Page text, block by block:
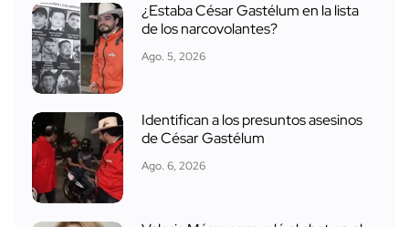
¿Estaba César Gastélum en la lista
de los narcovolantes?
Ago. 5, 2026
Identifican a los presuntos asesinos
de César Gastélum
Ago. 6, 2026